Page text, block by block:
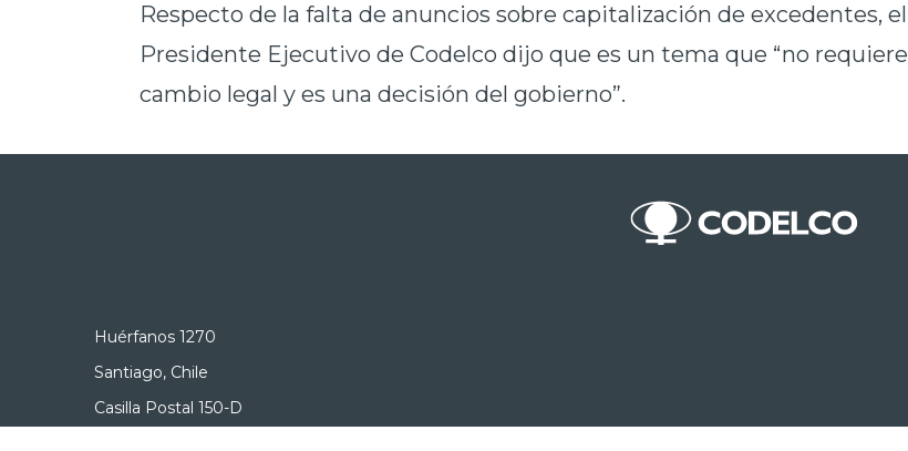
Respecto de la falta de anuncios sobre capitalización de excedentes, el
Presidente Ejecutivo de Codelco dijo que es un tema que “no requiere
cambio legal y es una decisión del gobierno”.
Huérfanos 1270
Santiago, Chile
Casilla Postal 150-D